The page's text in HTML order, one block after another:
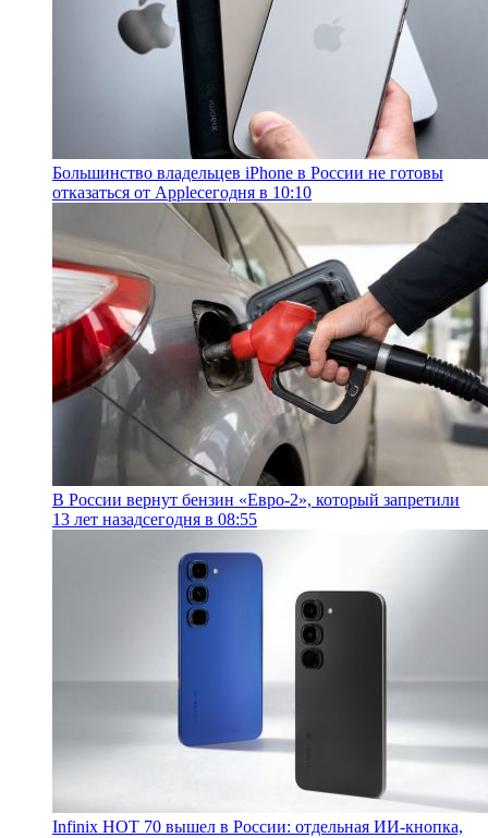
Большинство владельцев iPhone в России не готовы
отказаться от Appleсегодня в 10:10
В России вернут бензин «Евро-2», который запретили
13 лет назадсегодня в 08:55
Infinix HOT 70 вышел в России: отдельная ИИ-кнопка,